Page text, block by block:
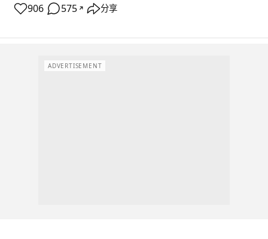
906 575 ↗ 分享
ADVERTISEMENT